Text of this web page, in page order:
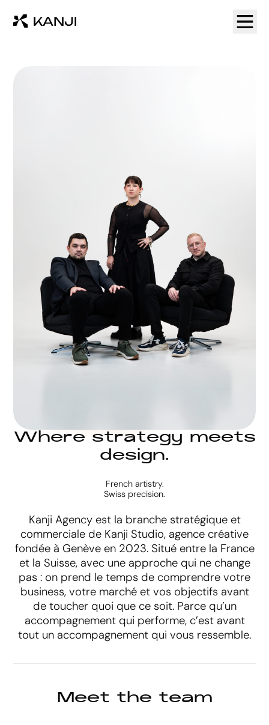
Where strategy meets
design.
French artistry.
Swiss precision.
Kanji Agency est la branche stratégique et
commerciale de Kanji Studio, agence créative
fondée à Genève en 2023. Situé entre la France
et la Suisse, avec une approche qui ne change
pas : on prend le temps de comprendre votre
business, votre marché et vos objectifs avant
de toucher quoi que ce soit. Parce qu’un
accompagnement qui performe, c’est avant
tout un accompagnement qui vous ressemble.
M eet t he team